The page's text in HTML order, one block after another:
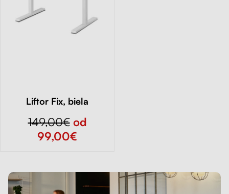
Liftor Fix, biela
149,00€od
99,00€